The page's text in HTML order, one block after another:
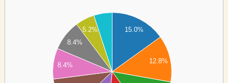
15.0%
12.8%
8.4%
8.4%
5.2%